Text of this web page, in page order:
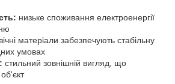
низьке споживання електроенергії
матеріали забезпечують стабільну
умовах
стильний зовнішній вигляд, що